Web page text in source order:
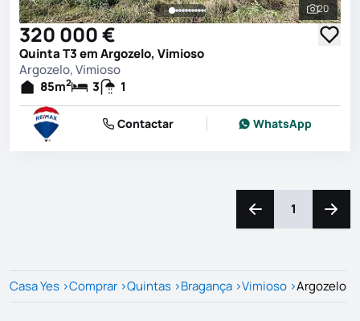
Ver
20
320 000 €
Quinta T3 em Argozelo, Vimioso
Argozelo, Vimioso
85m2 3 1
Contactar WhatsApp
Navegação para a
1
Casa Yes >Comprar >Quintas >Bragança >Vimioso >Argozelo